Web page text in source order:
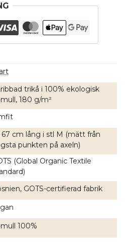
trikå i 100% ekologisk
180 g/m²
67 cm lång i stl M (mätt från
punkten på axeln)
(Global Organic Textile
GOTS-certifierad fabrik
100%